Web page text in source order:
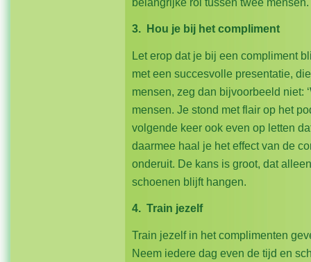
belangrijke rol tussen twee mensen.
3. Hou je bij het compliment
Let erop dat je bij een compliment
met een succesvolle presentatie,
mensen, zeg dan bijvoorbeeld niet:
mensen. Je stond met flair op het
volgende keer ook even op letten
daarmee haal je het effect van de
onderuit. De kans is groot, dat
schoenen blijft hangen.
4. Train jezelf
Train jezelf in het complimenten
Neem iedere dag even de tijd en